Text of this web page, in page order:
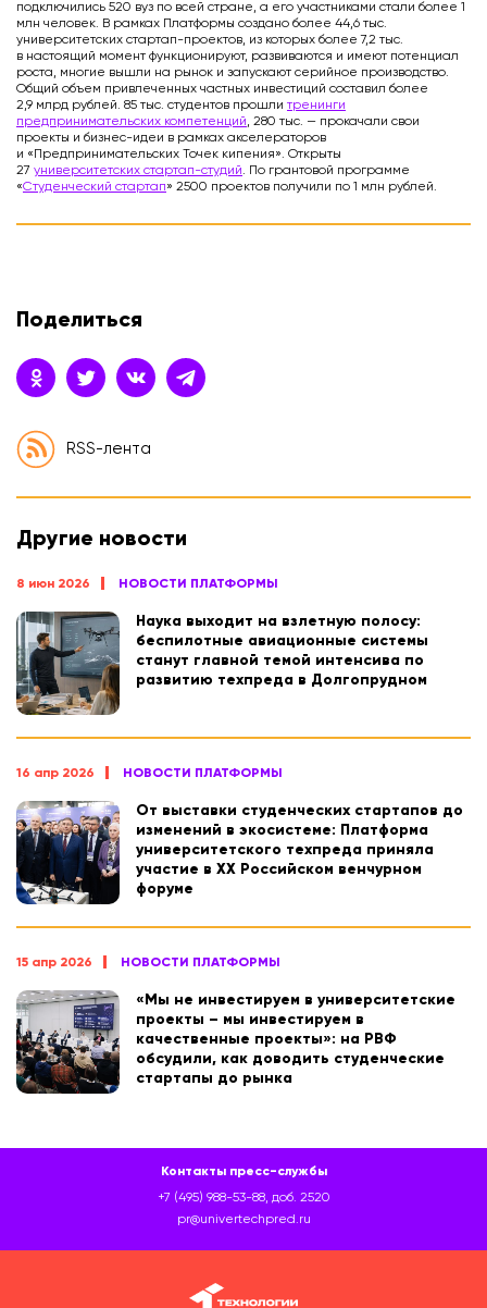
Поделиться
RSS-лента
Другие новости
8 июн 2026 НОВОСТИ ПЛАТФОРМЫ
Наука выходит на взлетную полосу:
беспилотные авиационные системы
станут главной темой интенсива по
развитию техпреда в Долгопрудном
16 апр 2026 НОВОСТИ ПЛАТФОРМЫ
От выставки студенческих стартапов до
изменений в экосистеме: Платформа
университетского техпреда приняла
участие в XX Российском венчурном
форуме
15 апр 2026 НОВОСТИ ПЛАТФОРМЫ
«Мы не инвестируем в университетские
проекты – мы инвестируем в
качественные проекты»: на РВФ
обсудили, как доводить студенческие
стартапы до рынка
подключились 520 вуз по всей стране, а его участниками стали более 1
млн человек. В рамках Платформы создано более 44,6 тыс.
университетских стартап-проектов, из которых более 7,2 тыс.
в настоящий момент функционируют, развиваются и имеют потенциал
роста, многие вышли на рынок и запускают серийное производство.
Общий объем привлеченных частных инвестиций составил более
2,9 млрд рублей. 85 тыс. студентов прошли тренинги
предпринимательских компетенций, 280 тыс. — прокачали свои
проекты и бизнес-идеи в рамках акселераторов
и «Предпринимательских Точек кипения». Открыты
27 университетских стартап-студий. По грантовой программе
«Студенческий стартап» 2500 проектов получили по 1 млн рублей.
Контакты пресс-службы
+7 (495) 988-53-88, доб. 2520
pr@univertechpred.ru